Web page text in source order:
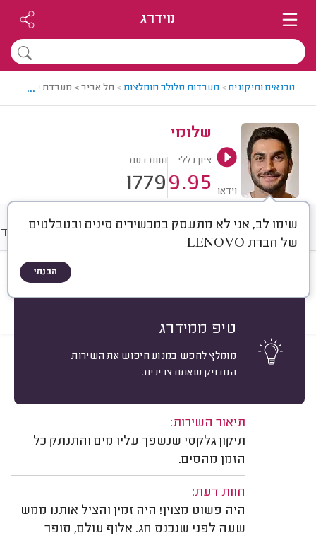
מידרג
טכנאים ותיקונים> מעבדות סלולר מומלצות> תל אביב > מעבדת סלולר
...
וידאו
שלומי
ציון כללי
9.95
חוות דעת
1779
שימו לב, אני לא מתעסק במכשירים סינים ובטבלטים
של חברת LENOVO
הבנתי
טיפ ממידרג
מומלץ לחפש במנוע חיפוש את השירות
המדויק שאתם צריכים.
חוות דעת מחירים ממוצע
ברית תהל דביר, תל אביב.
אשרור: 03/08/2026
תיאור השירות:
תיקון גלקסי שנשפך עליו מים והתנתק כל
הזמן מהסים.
חוות דעת:
היה פשוט מצוין! היה זמין והציל אותנו ממש
שעה לפני שנכנס חג. אלוף עולם, סופר
10